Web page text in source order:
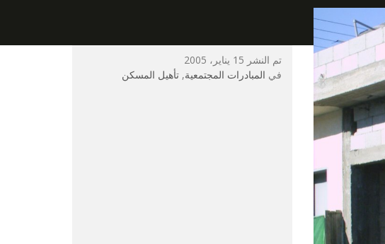
تم النشر 15 يناير، 2005
في المبادرات المجتمعية, تأهيل المسكن